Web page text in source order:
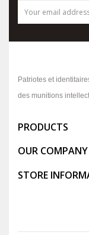
Patriotes et
des munitions
PRODUCTS
OUR COMPANY
STORE